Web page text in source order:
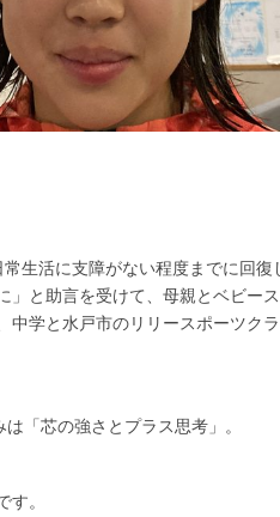
生活に支障がない程度までに回
と助言を受けて、母親とベビー
学と水戸市のリリースポーツク
「芯の強さとプラス思考」。
。